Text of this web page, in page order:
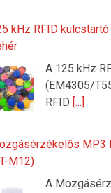
kHz RFID
A 125 kHz
(EM4305/
RFID [...]
MP3
M12)
A